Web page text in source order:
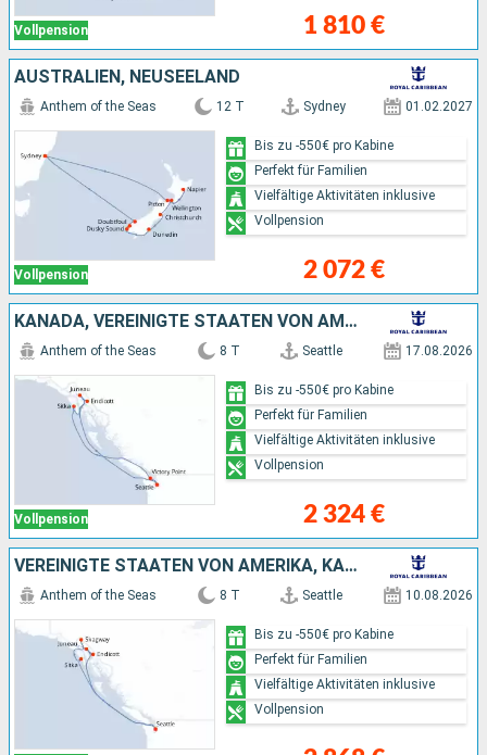
Vollpension 1 810 €
AUSTRALIEN, NEUSEELAND
Vollpension
Anthem of the Seas 12 T Sydney 01.02.2027
2 072 €
Bis zu -550€ pro Kabine
Perfekt für Familien
Vielfältige Aktivitäten inklusive
Vollpension
KANADA, VEREINIGTE STAATEN VON AMERIKA
Vollpension
Anthem of the Seas 8 T Seattle 17.08.2026
2 324 €
Bis zu -550€ pro Kabine
Perfekt für Familien
Vielfältige Aktivitäten inklusive
Vollpension
VEREINIGTE STAATEN VON AMERIKA, KANADA
Anthem of the Seas 8 T Seattle 10.08.2026
Bis zu -550€ pro Kabine
Perfekt für Familien
Vielfältige Aktivitäten inklusive
Vollpension